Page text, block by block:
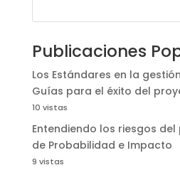
Publicaciones
Los Estándares en la
Guías para el éxito del
10 vistas
Entendiendo los riesgos del
de Probabilidad e Impacto
9 vistas